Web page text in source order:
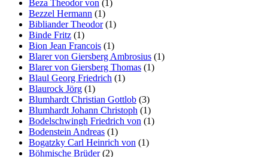
Beza Theodor von (1)
Bezzel Hermann (1)
Bibliander Theodor(1)
Binde Fritz (1)
Bion Jean Francois (1)
Blarer von Giersberg Ambrosius (1)
Blarer von Giersberg Thomas (1)
Blaul Georg Friedrich (1)
Blaurock Jörg (1)
Blumhardt Christian Gottlob (3)
Blumhardt Johann Christoph (1)
Bodelschwingh Friedrich von (1)
Bodenstein Andreas (1)
Bogatzky Carl Heinrich von (1)
Böhmische Brüder(2)